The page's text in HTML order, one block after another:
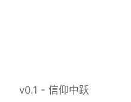
v0.1 - 信仰中跃